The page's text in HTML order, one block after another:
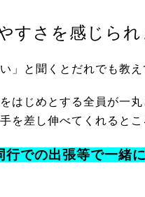
すさを感じられ
」と聞くとだれでも教え
はじめとする全員が一丸
を差し伸べてくれるとこ
行での出張等で一緒